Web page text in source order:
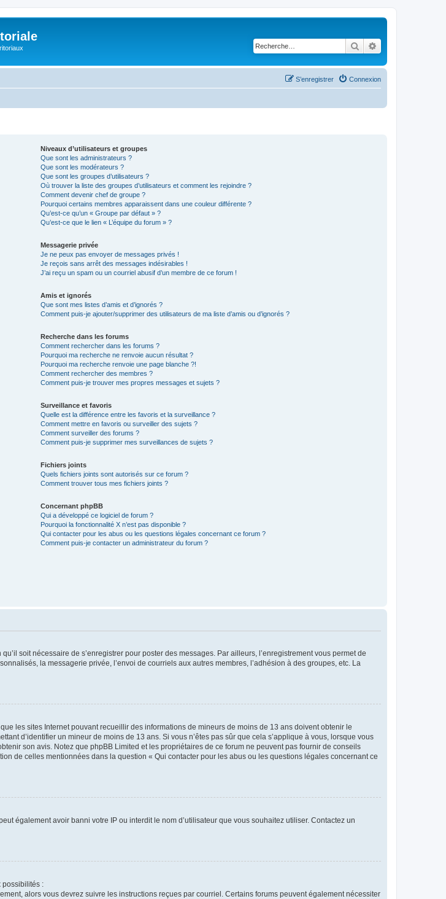
Rechercher
Connexion
S’enregistrer
Niveaux d’utilisateurs et groupes
Que sont les administrateurs ?
Que sont les modérateurs ?
Que sont les groupes d’utilisateurs ?
Où trouver la liste des groupes d’utilisateurs et comment les rejoindre ?
Comment devenir chef de groupe ?
Pourquoi certains membres apparaissent dans une couleur différente ?
Qu’est-ce qu’un « Groupe par défaut » ?
Qu’est-ce que le lien « L’équipe du forum » ?
Messagerie privée
Je ne peux pas envoyer de messages privés !
Je reçois sans arrêt des messages indésirables !
J’ai reçu un spam ou un courriel abusif d’un membre de ce forum !
Amis et ignorés
Que sont mes listes d’amis et d’ignorés ?
Comment puis-je ajouter/supprimer des utilisateurs de ma liste d’amis ou d’ignorés ?
Recherche dans les forums
Comment rechercher dans les forums ?
Pourquoi ma recherche ne renvoie aucun résultat ?
Pourquoi ma recherche renvoie une page blanche ?!
Comment rechercher des membres ?
Comment puis-je trouver mes propres messages et sujets ?
Surveillance et favoris
Quelle est la différence entre les favoris et la surveillance ?
Comment mettre en favoris ou surveiller des sujets ?
Comment surveiller des forums ?
Comment puis-je supprimer mes surveillances de sujets ?
Fichiers joints
Quels fichiers joints sont autorisés sur ce forum ?
Comment trouver tous mes fichiers joints ?
Concernant phpBB
Qui a développé ce logiciel de forum ?
Pourquoi la fonctionnalité X n’est pas disponible ?
Qui contacter pour les abus ou les questions légales concernant ce forum ?
Comment puis-je contacter un administrateur du forum ?
soit nécessaire de s’enregistrer pour poster des messages. Par ailleurs, l’enregistrement vous permet de
la messagerie privée, l’envoi de courriels aux autres membres, l’adhésion à des groupes, etc. La
les sites Internet pouvant recueillir des informations de mineurs de moins de 13 ans doivent obtenir le
d’identifier un mineur de moins de 13 ans. Si vous n’êtes pas sûr que cela s’applique à vous, lorsque vous
son avis. Notez que phpBB Limited et les propriétaires de ce forum ne peuvent pas fournir de conseils
de celles mentionnées dans la question « Qui contacter pour les abus ou les questions légales concernant ce
également avoir banni votre IP ou interdit le nom d’utilisateur que vous souhaitez utiliser. Contactez un
possibilités :
alors vous devrez suivre les instructions reçues par courriel. Certains forums peuvent également nécessiter